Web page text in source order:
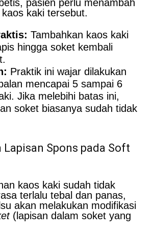
pasien perlu menambah
kaki tersebut.
Tambahkan kaos kaki
hingga soket kembali
Praktik ini wajar dilakukan
mencapai 5 sampai 6
Jika melebihi batas ini,
soket biasanya sudah tidak
Lapisan Spons pada Soft
kaos kaki sudah tidak
terlalu tebal dan panas,
akan melakukan modifikasi
(lapisan dalam soket yang